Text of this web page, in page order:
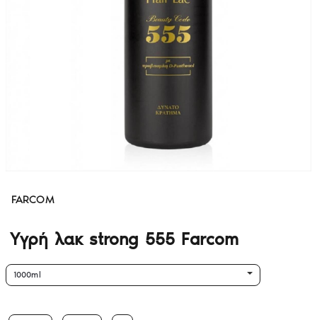
FARCOM
Υγρή λακ strong 555 Farcom
1000ml